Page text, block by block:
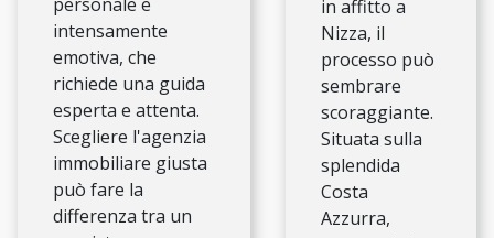
intensamente
emotiva, che
richiede una guida
esperta e attenta.
Scegliere l'agenzia
immobiliare giusta
può fare la
differenza tra un
in affitto a
Nizza, il
processo può
sembrare
scoraggiante.
Situata sulla
splendida
Costa
Azzurra,